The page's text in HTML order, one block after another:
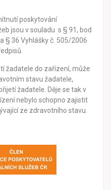
poskytování
jsou v souladu s § 91, bod
§ 36 Vyhlášky č. 505/2006
žadatele do zařízení, může
stavu žadatele,
žadatele. Děje se tak v
nebylo schopno zajistit
ze zdravotního stavu.